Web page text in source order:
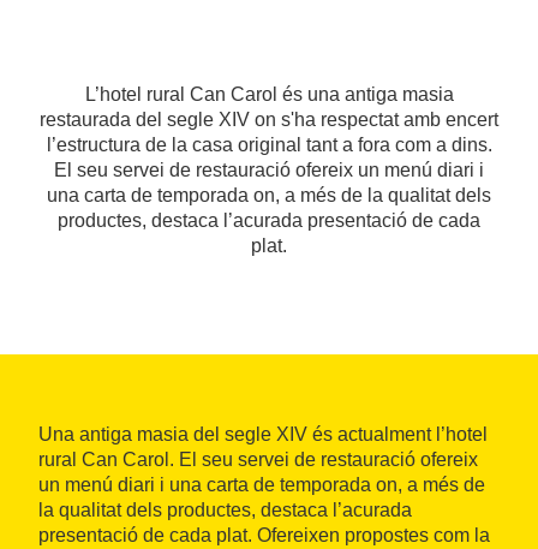
L’hotel rural Can Carol és una antiga masia
restaurada del segle XIV on s'ha respectat amb encert
l’estructura de la casa original tant a fora com a dins.
El seu servei de restauració ofereix un menú diari i
una carta de temporada on, a més de la qualitat dels
productes, destaca l’acurada presentació de cada
plat.
Una antiga masia del segle XIV és actualment l’hotel
rural Can Carol. El seu servei de restauració ofereix
un menú diari i una carta de temporada on, a més de
la qualitat dels productes, destaca l’acurada
presentació de cada plat. Ofereixen propostes com la